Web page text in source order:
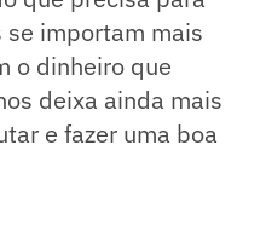
se importam mais
o dinheiro que
deixa ainda mais
e fazer uma boa